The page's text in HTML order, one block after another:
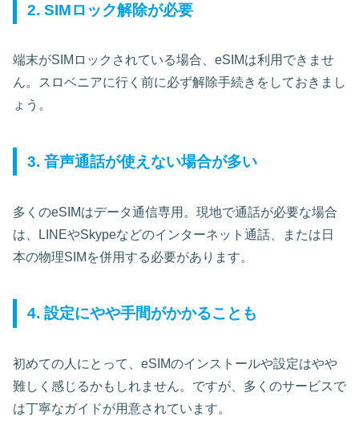
2. SIMロック解除が必要
端末がSIMロックされている場合、eSIMは利用できませ
ん。スロベニアに行く前に必ず解除手続きをしておきまし
ょう。
3. 音声通話が使えない場合が多い
多くのeSIMはデータ通信専用。現地で通話が必要な場合
は、LINEやSkypeなどのインターネット通話、または日
本の物理SIMを併用する必要があります。
4. 設定にやや手間がかかることも
初めての人にとって、eSIMのインストールや設定はやや
難しく感じるかもしれません。ですが、多くのサービスで
は丁寧なガイドが用意されています。